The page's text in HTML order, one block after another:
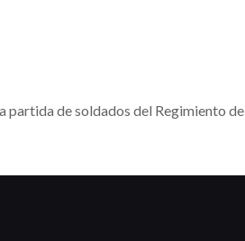
de soldados del Regimiento